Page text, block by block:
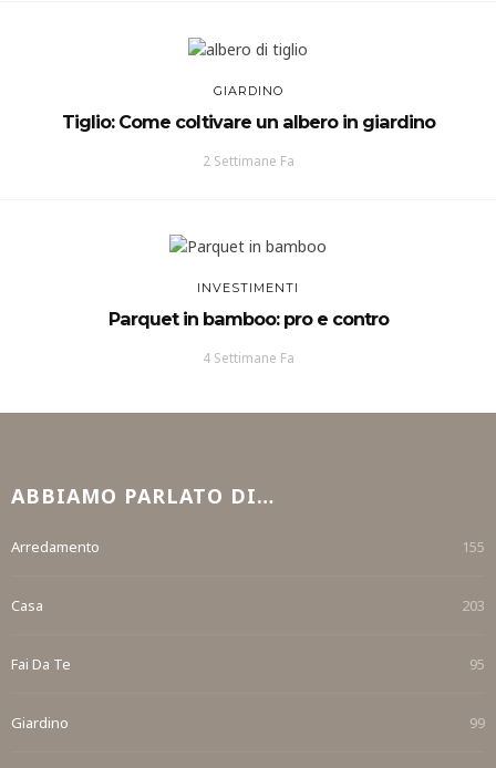
GIARDINO
Tiglio: Come coltivare un albero in giardino
2 Settimane Fa
INVESTIMENTI
Parquet in bamboo: pro e contro
4 Settimane Fa
ABBIAMO PARLATO DI…
Arredamento 155
Casa 203
Fai Da Te 95
Giardino 99